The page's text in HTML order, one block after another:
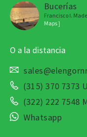
Bucerías
Francisco I.
Maps ]
O a la distancia
(315) 370 7373
(322) 222 7548
Whatsapp